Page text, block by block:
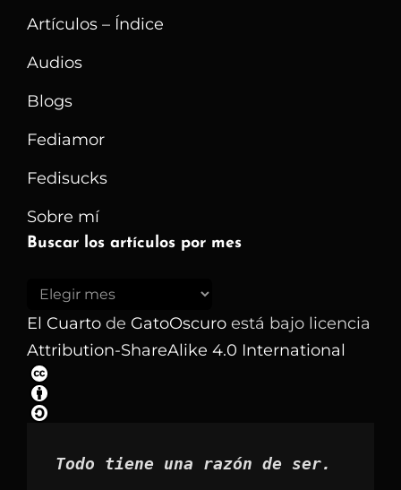
Artículos – Índice
Audios
Blogs
Fediamor
Fedisucks
Sobre mí
Buscar los artículos por mes
Buscar
los
artículos
por
mes
El Cuarto de GatoOscuro está bajo licencia
Attribution-ShareAlike 4.0 International
Todo tiene una razón de ser.